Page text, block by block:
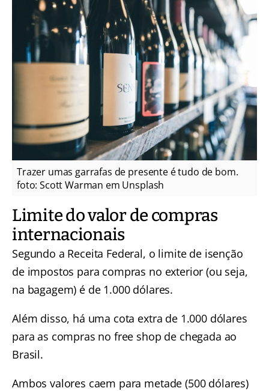
Trazer umas garrafas de presente é tudo de bom.
foto: Scott Warman em Unsplash
Limite do valor de compras
internacionais
Segundo a Receita Federal, o limite de isenção
de impostos para compras no exterior (ou seja,
na bagagem) é de 1.000 dólares.
Além disso, há uma cota extra de 1.000 dólares
para as compras no free shop de chegada ao
Brasil.
Ambos valores caem para metade (500 dólares)